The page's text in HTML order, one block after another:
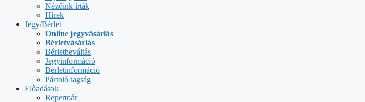
Nézőink írták
Hírek
Jegy/Bérlet
Online jegyvásárlás
Bérletvásárlás
Bérletbeváltás
Jegyinformáció
Bérletinformáció
Pártoló tagság
Előadások
Repertoár